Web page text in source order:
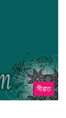
সীরাত